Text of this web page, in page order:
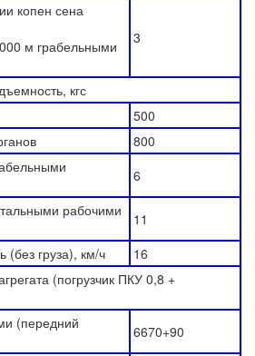
копен сена
м грабельными
3
кгс
500
800
6
рабочими
11
(без груза), км/ч
16
(погрузчик ПКУ 0,8 +
(передний
6670+90